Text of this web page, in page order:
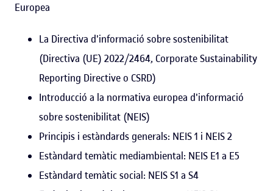
Europea
La Directiva d'informació sobre sostenibilitat
(Directiva (UE) 2022/2464, Corporate Sustainability
Reporting Directive o CSRD)
Introducció a la normativa europea d'informació
sobre sostenibilitat (NEIS)
Principis i estàndards generals: NEIS 1 i NEIS 2
Estàndard temàtic mediambiental: NEIS E1 a E5
Estàndard temàtic social: NEIS S1 a S4